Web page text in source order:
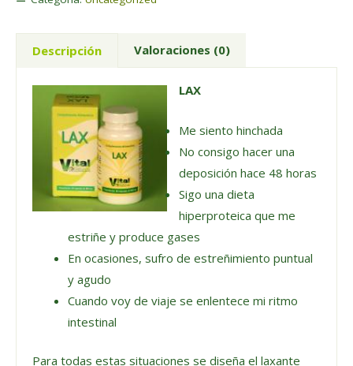
Descripción Valoraciones (0)
LAX
Me siento hinchada
No consigo hacer una
deposición hace 48 horas
Sigo una dieta
hiperproteica que me
estriñe y produce gases
En ocasiones, sufro de estreñimiento puntual
y agudo
Cuando voy de viaje se enlentece mi ritmo
intestinal
Para todas estas situaciones se diseña el laxante